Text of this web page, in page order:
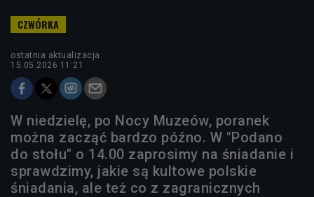
ostatnia aktualizacja:
15.05.2026 11:21
W niedzielę, po Nocy Muzeów, poranek
można zacząć bardzo późno. W "Podano
do stołu" o 14.00 zaprosimy na śniadanie i
sprawdzimy, jakie są kultowe polskie
śniadania, ale też co z zagranicznych